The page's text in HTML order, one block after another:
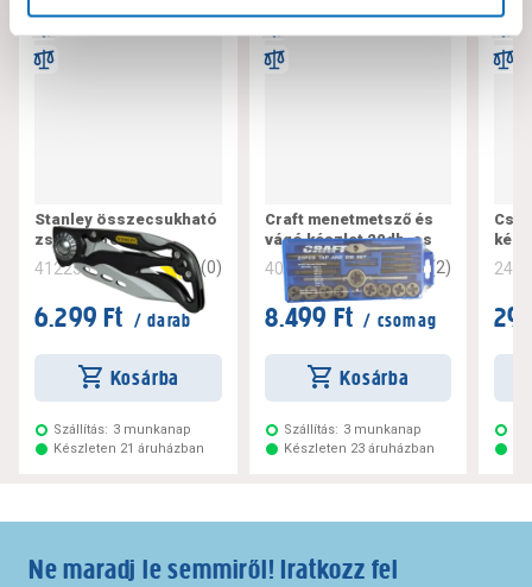
Stanley összecsukható
zsebkés fém
412235 0 (0)
6.299 Ft / darab
Kosárba
Szállítás: 3 munkanap
Készleten 21 áruházban
Craft menetmetsző és
vágó készlet 20db-os
403913 1.5 (2)
8.499 Ft / csomag
Kosárba
Szállítás: 3 munkanap
Készleten 23 áruházban
Ne maradj le semmiről! Iratkozz fel